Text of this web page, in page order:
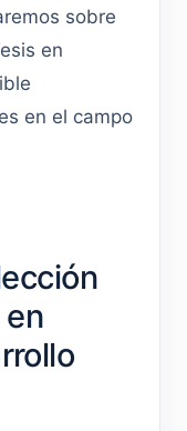
sobre
en
en el campo